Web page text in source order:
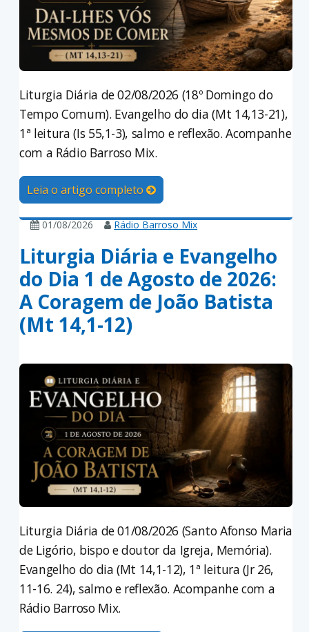
Liturgia Diária de 02/08/2026 (18º Domingo do
Tempo Comum). Evangelho do dia (Mt 14,13-21),
1ª leitura (Is 55,1-3), salmo e reflexão. Acompanhe
com a Rádio Barroso Mix.
Leia o artigo completo
01/08/2026 Rádio Barroso Mix
Liturgia Diária e Evangelho
do Dia 1 de Agosto de 2026:
A Coragem de João Batista
(Mt 14,1-12)
Liturgia Diária de 01/08/2026 (Santo Afonso Maria
de Ligório, bispo e doutor da Igreja, Memória).
Evangelho do dia (Mt 14,1-12), 1ª leitura (Jr 26,
11-16. 24), salmo e reflexão. Acompanhe com a
Rádio Barroso Mix.